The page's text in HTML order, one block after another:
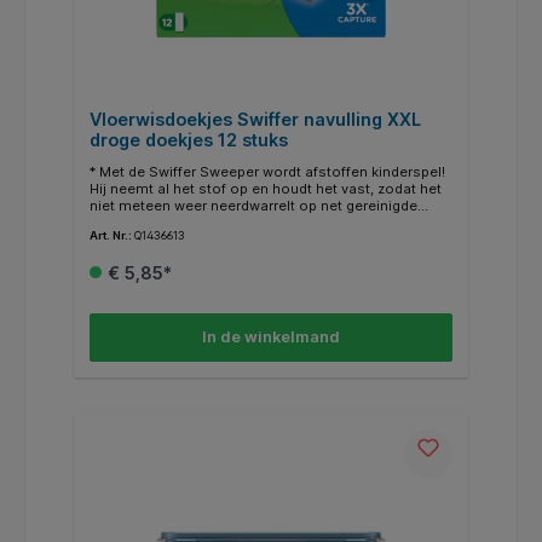
Vloerwisdoekjes Swiffer navulling XXL
droge doekjes 12 stuks
* Met de Swiffer Sweeper wordt afstoffen kinderspel!
Hij neemt al het stof op en houdt het vast, zodat het
niet meteen weer neerdwarrelt op net gereinigde
draaikop kan de veger vrijwel geheel vlak liggen,
moeilijk bereikbare plekken. * Vangt haar en stof waar
Art. Nr.: Q1436613
€ 5,85*
In de winkelmand